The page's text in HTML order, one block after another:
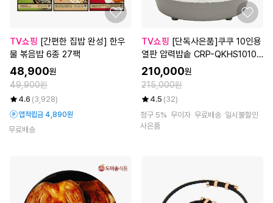
TV쇼핑
물 볶음밥 6종 27팩
48,900원
49,900원
4.6 (3,928)
앱적립금 4,890원
무료배송
TV쇼핑
열판 압력밥솥 CRP-QKHS1010B
GW/BGB
210,000원
215,000원
4.5 (32)
청구 5% 무이자 무료배송 일시불할인
사은품